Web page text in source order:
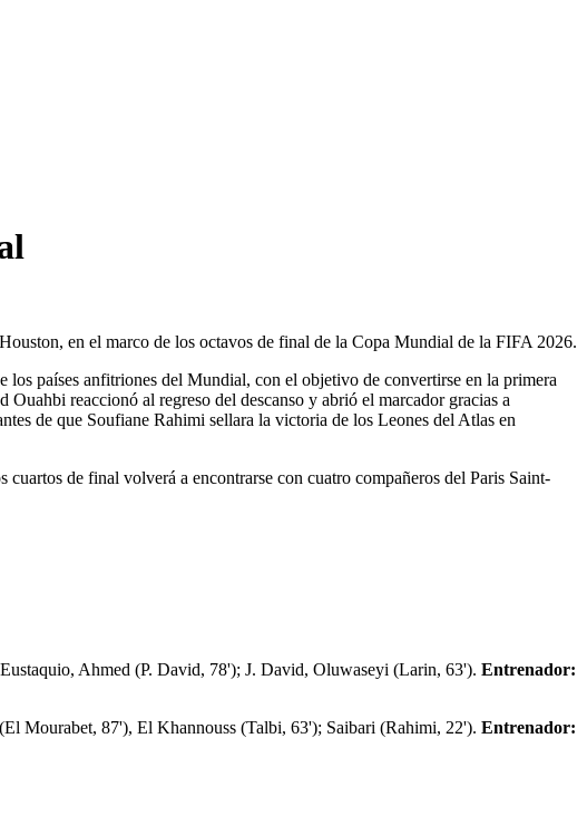
en el marco de los octavos de final de la Copa Mundial de la FIFA 2026.
los países anfitriones del Mundial, con el objetivo de convertirse en la primera
reaccionó al regreso del descanso y abrió el marcador gracias a
de que Soufiane Rahimi sellara la victoria de los Leones del Atlas en
de final volverá a encontrarse con cuatro compañeros del Paris Saint-
Ahmed (P. David, 78'); J. David, Oluwaseyi (Larin, 63'). Entrenador:
Mourabet, 87'), El Khannouss (Talbi, 63'); Saibari (Rahimi, 22'). Entrenador: